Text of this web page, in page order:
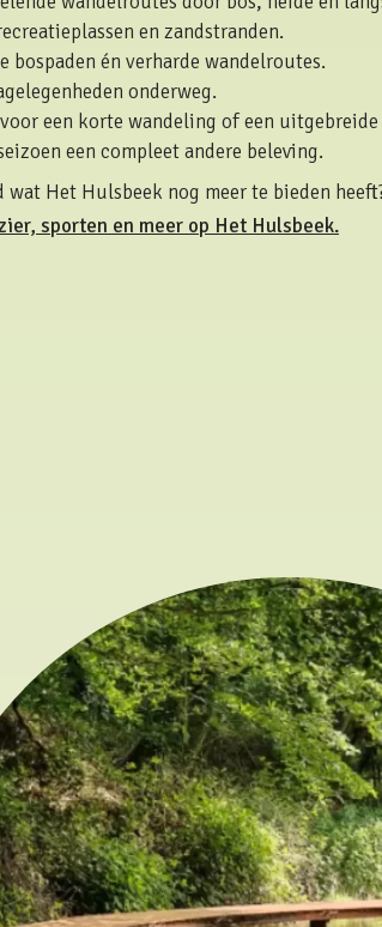
en zandstranden.
bospaden én verharde wandelroutes.
onderweg.
een korte wandeling of een
een compleet andere beleving.
wat Het Hulsbeek nog meer te bieden
sporten en meer op Het Hulsbeek.